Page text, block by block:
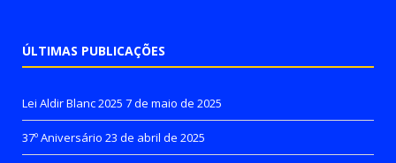
ÚLTIMAS PUBLICAÇÕES
Lei Aldir Blanc 2025 7 de maio de 2025
37º Aniversário 23 de abril de 2025